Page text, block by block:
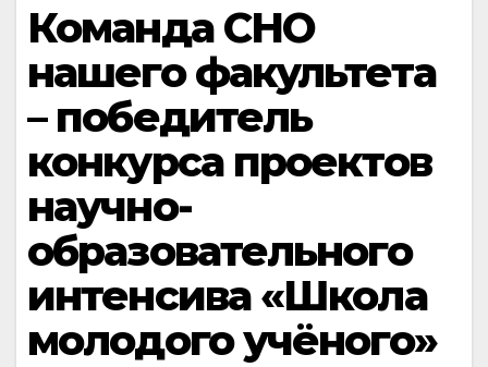
Команда СНО
нашего факультета
– победитель
конкурса проектов
научно-
образовательного
интенсива «Школа
молодого учёного»